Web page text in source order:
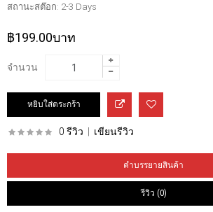
สถานะสต๊อก: 2-3 Days
฿199.00บาท
จำนวน
0 รีวิว เขียนรีวิว
คำบรรยายสินค้า
รีวิว (0)